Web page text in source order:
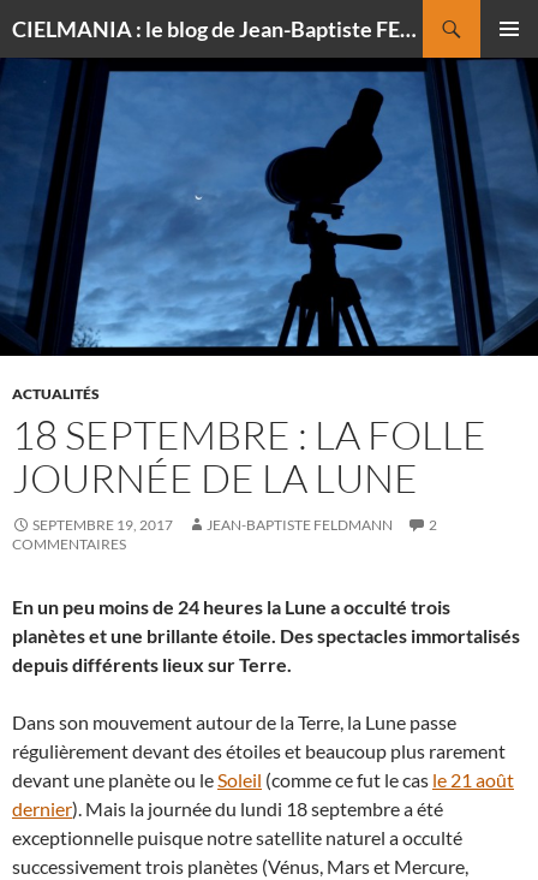
CIELMANIA : le blog de Jean-Baptiste FELDMANN, photographe du ciel
MENU
CONTENU
ACTUALITÉS
18 SEPTEMBRE : LA FOLLE
JOURNÉE DE LA LUNE
SEPTEMBRE 19, 2017 JEAN-BAPTISTE FELDMANN
2
COMMENTAIRES
En un peu moins de 24 heures la Lune a occulté trois
planètes et une brillante étoile. Des spectacles immortalisés
depuis différents lieux sur Terre.
Dans son mouvement autour de la Terre, la Lune passe
régulièrement devant des étoiles et beaucoup plus rarement
devant une planète ou leSoleil (comme ce fut le cas le 21 août
dernier). Mais la journée du lundi 18 septembre a été
exceptionnelle puisque notre satellite naturel a occulté
successivement trois planètes (Vénus, Mars et Mercure,